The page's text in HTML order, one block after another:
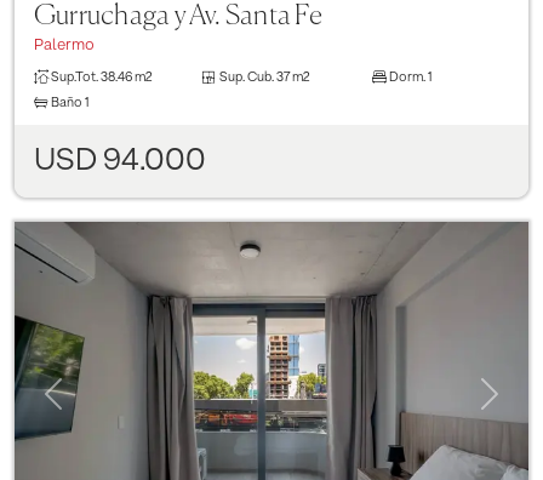
Gurruchaga y Av. Santa Fe
Palermo
Sup.Tot. 38.46 m2 Sup. Cub. 37 m2 Dorm. 1
Baño 1
USD 94.000
Previous